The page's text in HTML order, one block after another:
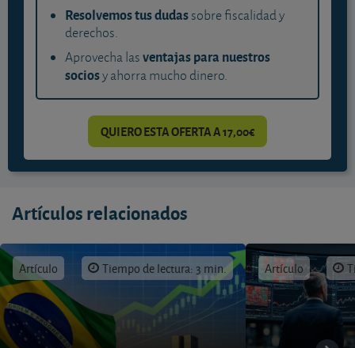
Resolvemos tus dudassobre fiscalidad y
derechos.
Aprovecha lasventajas para nuestros
sociosy ahorra mucho dinero.
QUIERO ESTA OFERTA A 17,00€
Artículos relacionados
Artículo Tiempo de lectura: 3 min. Artículo